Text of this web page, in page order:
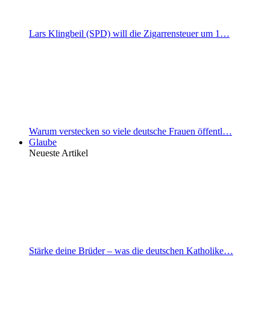
Lars Klingbeil (SPD) will die Zigarrensteuer um 1…
Warum verstecken so viele deutsche Frauen öffentl…
Glaube
Neueste Artikel
Stärke deine Brüder – was die deutschen Katholike…